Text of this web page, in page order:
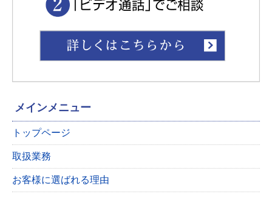
東京都公安委員会 探偵業届出番号 第30210216号
メインメニュー
トップページ
取扱業務
お客様に選ばれる理由